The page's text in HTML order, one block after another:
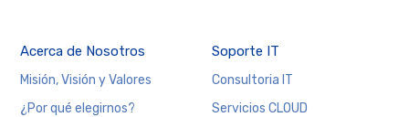
Acerca de Nosotros
Misión, Visión y Valores
¿Por qué elegirnos?
Soporte IT
Consultoria IT
Servicios CLOUD